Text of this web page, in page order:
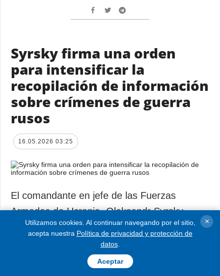
Syrsky firma una orden
para intensificar la
recopilación de información
sobre crímenes de guerra
rusos
16.05.2026 03:25
El comandante en jefe de las Fuerzas
Armadas de Ucrania, Oleksandr Syrsky,
firmó una orden para intensificar la
recopilación, el procesamiento y el
almacenamiento de información sobre
Utilizamos cookies. Al continuar navegando por el sitio,
acepta nuestra Política de privacidad y protección de
datos.
Aceptar
×